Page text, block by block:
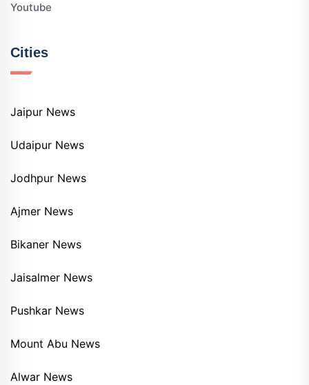
Youtube
Cities
Jaipur News
Udaipur News
Jodhpur News
Ajmer News
Bikaner News
Jaisalmer News
Pushkar News
Mount Abu News
Alwar News